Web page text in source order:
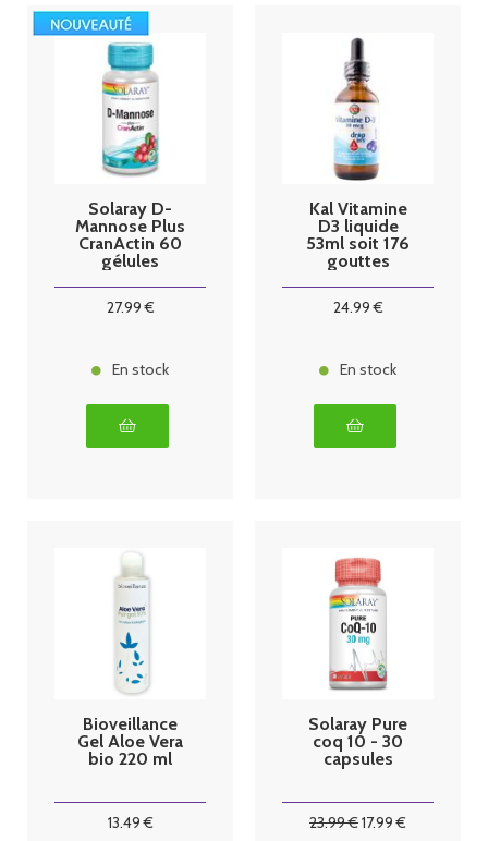
Solaray D-
Mannose Plus
CranActin 60
gélules
27.99€
En stock
Kal Vitamine
D3 liquide
53ml soit 176
gouttes
24.99€
En stock
Bioveillance
Gel Aloe Vera
bio 220 ml
13.49€
Solaray Pure
coq 10 - 30
capsules
23.99€17.99 €